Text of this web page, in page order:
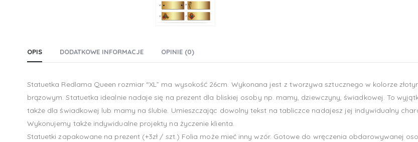
OPIS DODATKOWE INFORMACJE OPINIE (0)
Statuetka Redlama Queen rozmiar “XL” ma wysokość 26cm. Wykonana jest z tworzywa sztucznego w kolorze
brązowym. Statuetka idealnie nadaje się na prezent dla bliskiej osoby np. mamy, dziewczyny, świadkowej. To
także dla świadkowej lub mamy na ślubie. Umieszczając dowolny tekst na tabliczce nadajesz jej indywidualny
Wykonujemy także indywidualne projekty na życzenie klienta.
Statuetki zapakowane na prezent (+3zł / szt.) Folia może mieć inny wzór. Gotowe do wręczenia obdarowywanej